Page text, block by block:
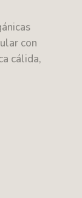
con
cálida,